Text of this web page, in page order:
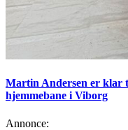
Martin Andersen er klar
hjemmebane i Viborg
Annonce: